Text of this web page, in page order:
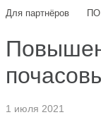
Для партнёров
ПО
1 июля 2021